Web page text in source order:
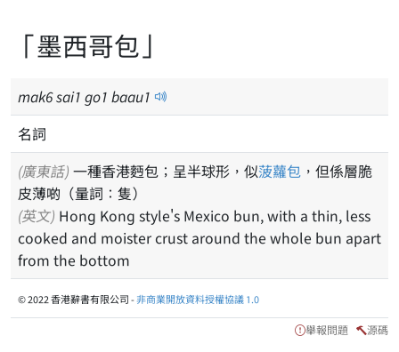
「墨西哥包」
mak6sai1 go1 baau1
名詞
(廣東話) 一種香港麪包；呈半球形，似菠蘿包 ，但係層脆
皮薄啲（量詞：隻）
(英文) Hong Kong style's Mexico bun, with a thin, less
cooked and moister crust around the whole bun apart
from the bottom
© 2022 香港辭書有限公司 -非商業開放資料授權協議 1.0
舉報問題 源碼